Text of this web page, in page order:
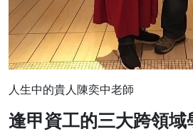
人生中的貴人陳奕中老師
逢甲資工的三大跨領域